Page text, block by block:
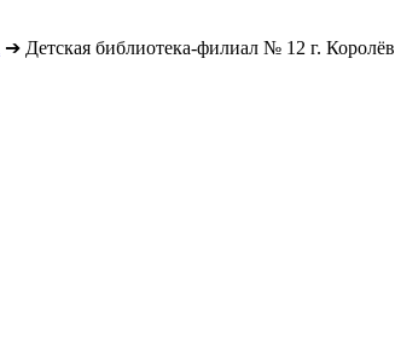
➔ Детская библиотека-филиал № 12 г. Королёв